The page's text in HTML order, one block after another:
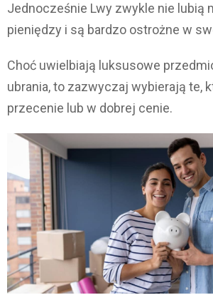
Jednocześnie Lwy zwykle nie lubią
pieniędzy i są bardzo ostrożne w
Choć uwielbiają luksusowe
ubrania, to zazwyczaj wybierają te,
przecenie lub w dobrej cenie.